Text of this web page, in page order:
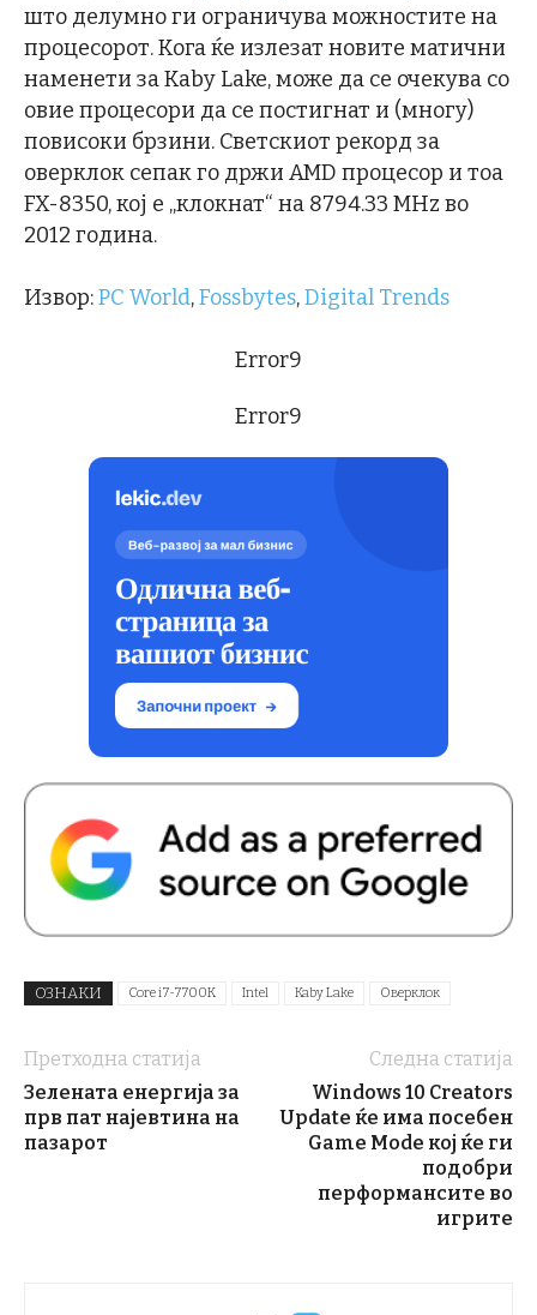
што делумно ги ограничува можностите на
процесорот. Кога ќе излезат новите матични
наменети за Kaby Lake, може да се очекува со
овие процесори да се постигнат и (многу)
повисоки брзини. Светскиот рекорд за
оверклок сепак го држи AMD процесор и тоа
FX-8350, кој е „клокнат“ на 8794.33 MHz во
2012 година.
Извор:PC World,Fossbytes,Digital Trends
Error9
Error9
ОЗНАКИ Core i7-7700K Intel Kaby Lake Оверклок
Претходна статија
Зелената енергија за
прв пат најевтина на
пазарот
Следна статија
Windows 10 Creators
Update ќе има посебен
Game Mode кој ќе ги
подобри
перформансите во
игрите